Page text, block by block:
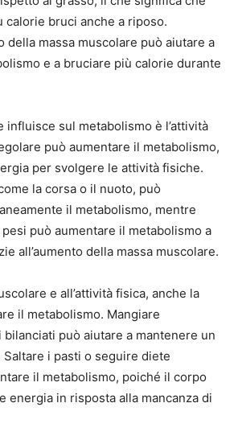
calorie bruci anche a riposo.
della massa muscolare può aiutare a
e a bruciare più calorie durante
influisce sul metabolismo è l’attività
può aumentare il metabolismo,
per svolgere le attività fisiche.
la corsa o il nuoto, può
il metabolismo, mentre
pesi può aumentare il metabolismo a
all’aumento della massa muscolare.
e all’attività fisica, anche la
il metabolismo. Mangiare
può aiutare a mantenere un
Saltare i pasti o seguire diete
il metabolismo, poiché il corpo
energia in risposta alla mancanza di